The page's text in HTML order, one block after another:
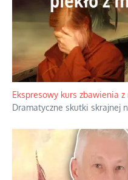
Niewygodne kulisy
Watykan woli skupiać się na
ukrywając przed światem
orędzia....